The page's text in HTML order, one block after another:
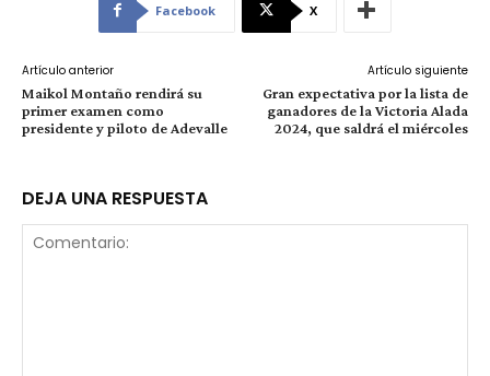
Facebook X
Artículo anterior
Maikol Montaño rendirá su
primer examen como
presidente y piloto de Adevalle
Artículo siguiente
Gran expectativa por la lista de
ganadores de la Victoria Alada
2024, que saldrá el miércoles
DEJA UNA RESPUESTA